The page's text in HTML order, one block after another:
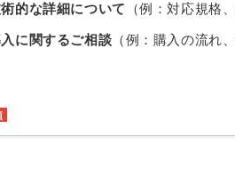
的な詳細について （例：対応規格
に関するご相談 （例：購入の流れ